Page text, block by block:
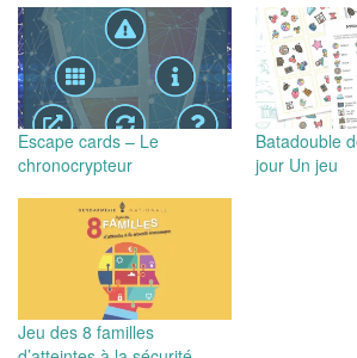
Escape cards – Le
chronocrypteur
Batadouble
jour Un jeu
Jeu des 8 familles